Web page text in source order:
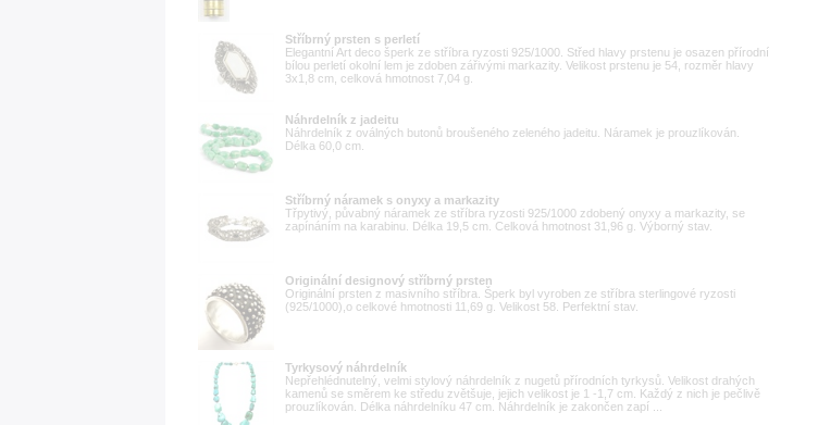
Stříbrný prsten s perletí
Elegantní Art deco šperk ze stříbra ryzosti 925/1000. Střed hlavy prstenu je osazen přírodní
bílou perletí okolní lem je zdoben zářivými markazity. Velikost prstenu je 54, rozměr hlavy
3x1,8 cm, celková hmotnost 7,04 g.
Náhrdelník z jadeitu
Náhrdelník z oválných butonů broušeného zeleného jadeitu. Náramek je prouzlíkován.
Délka 60,0 cm.
Stříbrný náramek s onyxy a markazity
Třpytivý, půvabný náramek ze stříbra ryzosti 925/1000 zdobený onyxy a markazity, se
zapínáním na karabinu. Délka 19,5 cm. Celková hmotnost 31,96 g. Výborný stav.
Originální designový stříbrný prsten
Originální prsten z masivního stříbra. Šperk byl vyroben ze stříbra sterlingové ryzosti
(925/1000),o celkové hmotnosti 11,69 g. Velikost 58. Perfektní stav.
Tyrkysový náhrdelník
Nepřehlédnutelný, velmi stylový náhrdelník z nugetů přírodních tyrkysů. Velikost drahých
kamenů se směrem ke středu zvětšuje, jejich velikost je 1 -1,7 cm. Každý z nich je pečlivě
prouzlíkován. Délka náhrdelníku 47 cm. Náhrdelník je zakončen zapí ...